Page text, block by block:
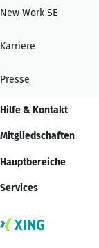
New Work SE
Karriere
Presse
Hilfe & Kontakt
Mitgliedschaften
Hauptbereiche
Services